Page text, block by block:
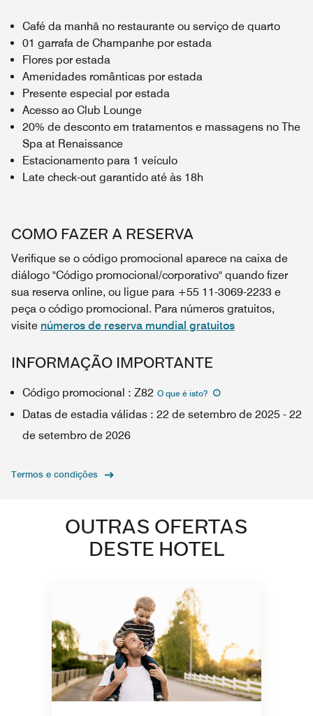
Café da manhã no restaurante ou serviço de quarto
01 garrafa de Champanhe por estada
Flores por estada
Amenidades românticas por estada
Presente especial por estada
Acesso ao Club Lounge
20% de desconto em tratamentos e massagens no The
Spa at Renaissance
Estacionamento para 1 veículo
Late check-out garantido até às 18h
COMO FAZER A RESERVA
Verifique se o código promocional aparece na caixa de
diálogo "Código promocional/corporativo" quando fizer
sua reserva online, ou ligue para +55 11-3069-2233 e
peça o código promocional. Para números gratuitos,
visite números de reserva mundial gratuitos
INFORMAÇÃO IMPORTANTE
Código promocional : Z82 O que é isto?
Datas de estadia válidas : 22 de setembro de 2025 - 22
de setembro de 2026
Termos e condições
OUTRAS OFERTAS
DESTE HOTEL